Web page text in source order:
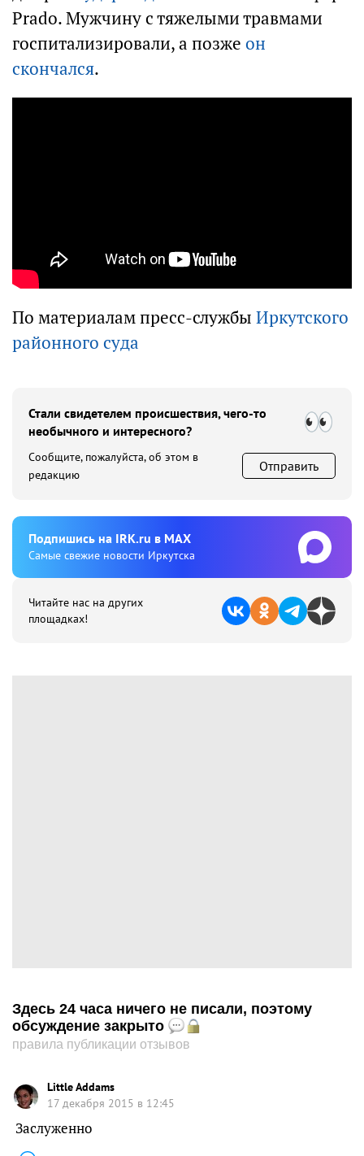
Prado. Мужчину с тяжелыми травмами
госпитализировали, а позже он
скончался.
По материалам пресс-службы Иркутского
районного суда
Стали свидетелем происшествия, чего-то
необычного и интересного?
Сообщите, пожалуйста, об этом в
редакцию
Отправить
Подпишиcь на IRK.ru в MAX
Cамые свежие новости Иркутска
Читайте нас на других
площадках!
Здесь 24 часа ничего не писали, поэтому
обсуждение закрыто
правила публикации отзывов
Little Addams
17 декабря 2015 в 12:45
Заслуженно